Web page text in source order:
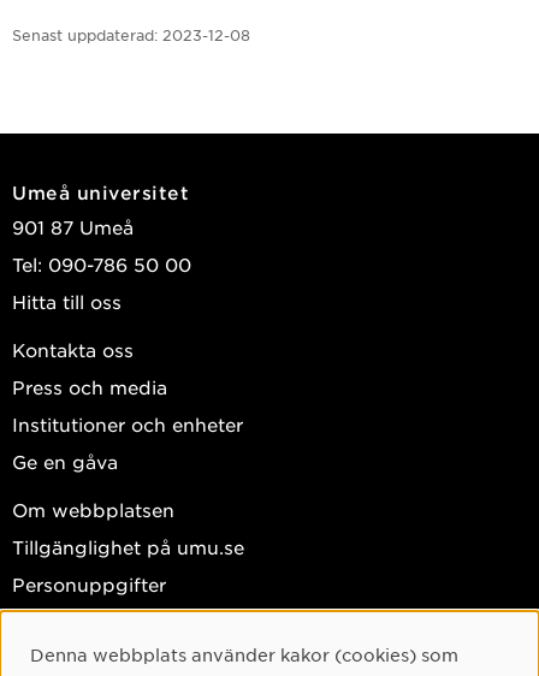
Senast uppdaterad: 2023-12-08
Umeå universitet
901 87 Umeå
Tel: 090-786 50 00
Hitta till oss
Kontakta oss
Press och media
Institutioner och enheter
Ge en gåva
Om webbplatsen
Tillgänglighet på umu.se
Personuppgifter
Facebook
Denna webbplats använder kakor (cookies) som